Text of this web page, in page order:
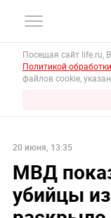
Посещая сайт life.ru,
Политикой
файлов cookie,
20 июня, 13:35
МВД
убийцы